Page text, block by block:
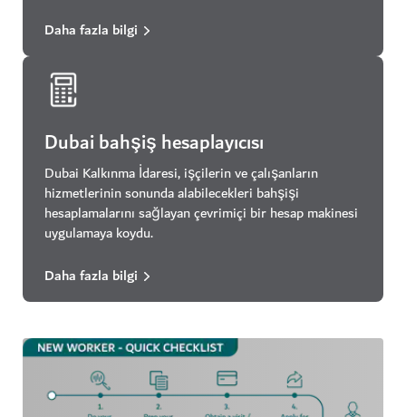
Daha fazla bilgi
Dubai bahşiş hesaplayıcısı
Dubai Kalkınma İdaresi, işçilerin ve çalışanların
hizmetlerinin sonunda alabilecekleri bahşişi
hesaplamalarını sağlayan çevrimiçi bir hesap makinesi
uygulamaya koydu.
Daha fazla bilgi